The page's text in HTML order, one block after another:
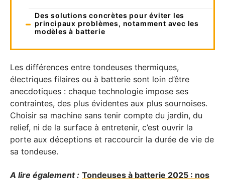
Des solutions concrètes pour éviter les
principaux problèmes, notamment avec les
modèles à batterie
Les différences entre tondeuses thermiques,
électriques filaires ou à batterie sont loin d’être
anecdotiques : chaque technologie impose ses
contraintes, des plus évidentes aux plus sournoises.
Choisir sa machine sans tenir compte du jardin, du
relief, ni de la surface à entretenir, c’est ouvrir la
porte aux déceptions et raccourcir la durée de vie de
sa tondeuse.
A lire également : Tondeuses à batterie 2025 : nos